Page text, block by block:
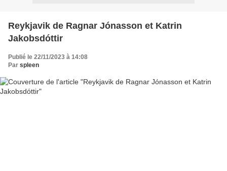
Reykjavik de Ragnar Jónasson et Katrin
Jakobsdóttir
Publié le 22/11/2023 à 14:08
Par spleen